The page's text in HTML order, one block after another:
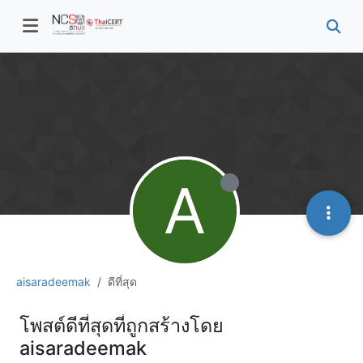
aisaradeemak ดีที่สุด
A
โพสต์ดีที่สุดที่ถูกสร้างโดย
aisaradeemak